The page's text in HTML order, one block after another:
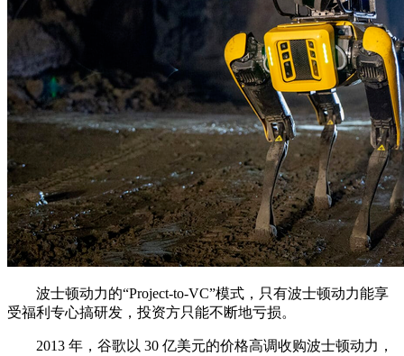
波士顿动力的“Project-to-VC”模式，只有波士顿动力能享
受福利专心搞研发，投资方只能不断地亏损。
2013 年，谷歌以 30 亿美元的价格高调收购波士顿动力，